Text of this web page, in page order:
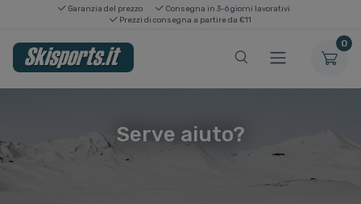
Garanzia del prezzo
Consegna in 3-6 giorni lavorativi
Prezzi di consegna a partire da €11
0
Serve aiuto?